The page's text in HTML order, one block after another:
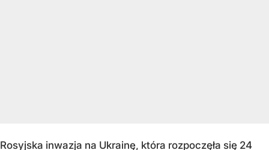
Rosyjska inwazja na Ukrainę, która rozpoczęła się 24